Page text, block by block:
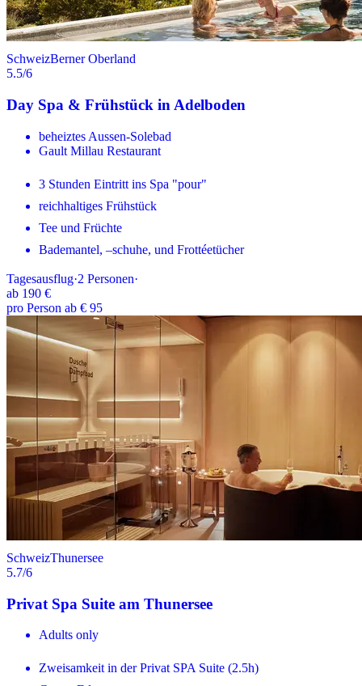
SchweizBerner Oberland
5.5/6
Day Spa & Frühstück in Adelboden
beheiztes Aussen-Solebad
Gault Millau Restaurant
3 Stunden Eintritt ins Spa "pour"
reichhaltiges Frühstück
Tee und Früchte
Bademantel, –schuhe, und Frottéetücher
Tagesausflug·2 Personen·
ab 190 €
pro Person ab € 95
SchweizThunersee
5.7/6
Privat Spa Suite am Thunersee
Adults only
Zweisamkeit in der Privat SPA Suite (2.5h)